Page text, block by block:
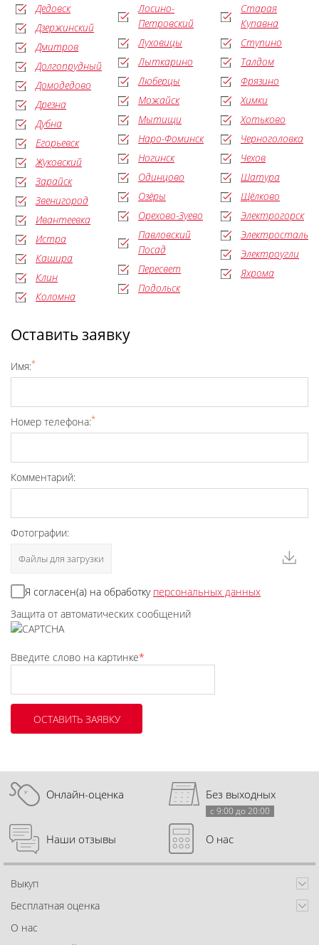
Дедовск
Дзержинский
Дмитров
Долгопрудный
Домодедово
Дрезна
Дубна
Егорьевск
Жуковский
Зарайск
Звенигород
Ивантеевка
Истра
Кашира
Клин
Коломна
Лосино-
Петровский
Луховицы
Лыткарино
Люберцы
Можайск
Мытищи
Наро-Фоминск
Ногинск
Одинцово
Озёры
Орехово-Зуево
Павловский
Посад
Пересвет
Подольск
Старая
Купавна
Ступино
Талдом
Фрязино
Химки
Хотьково
Черноголовка
Чехов
Шатура
Щёлково
Электрогорск
Электросталь
Электроугли
Яхрома
Оставить заявку
Имя:*
Номер телефона:*
Комментарий:
Фотографии:
Файлы для загрузки
Я согласен(а) на обработку персональных данных
Защита от автоматических сообщений
Введите слово на картинке*
Онлайн-оценка Без выходных
с 9:00 до 20:00
Наши отзывы О нас
Выкуп
Бесплатная оценка
О нас